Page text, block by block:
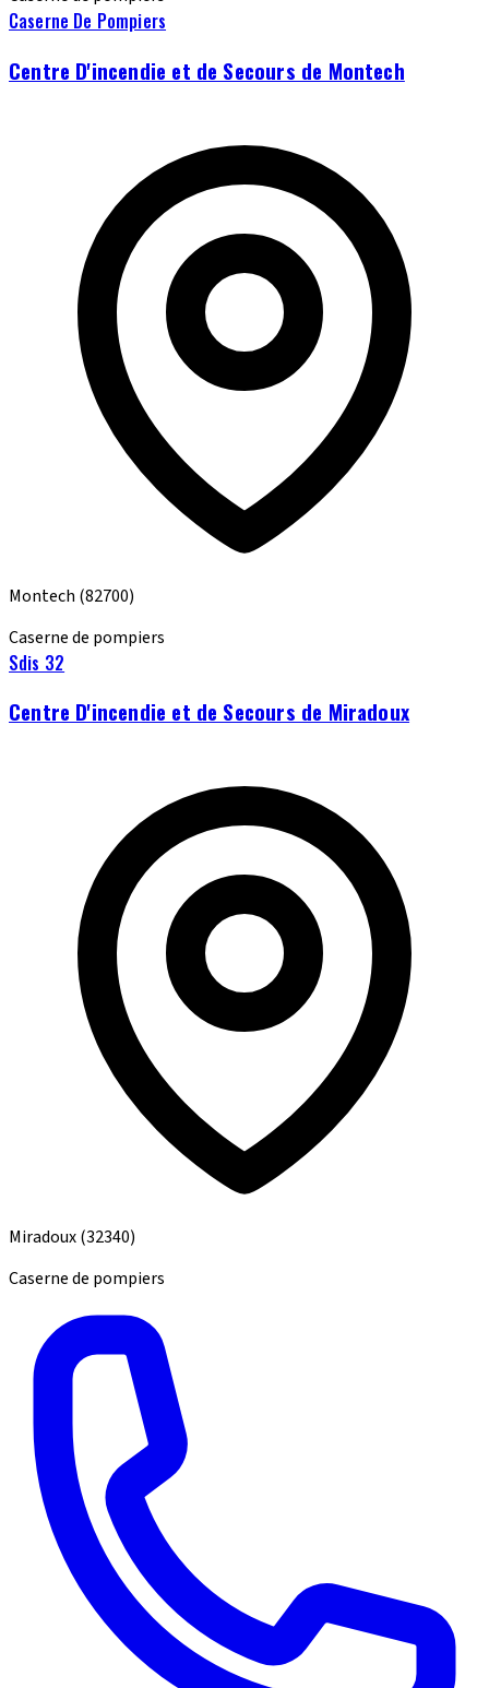
Caserne De Pompiers
Centre D'incendie et de Secours de Montech
Montech (82700)
Caserne de pompiers
Sdis 32
Centre D'incendie et de Secours de Miradoux
Miradoux(32340)
Caserne de pompiers